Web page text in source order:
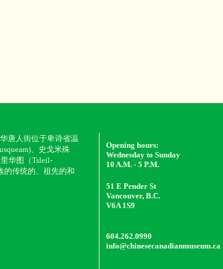
唐人街位于卑诗省温
、史戈米殊
里华图（Tsleil-
的传统的、祖先的和
Opening hours:
Wednesday to Sunday
10 A.M. - 5 P.M.
51 E Pender St
Vancouver, B.C.
V6A 1S9
604.262.0990
info@chinesecanadianmuseum.ca